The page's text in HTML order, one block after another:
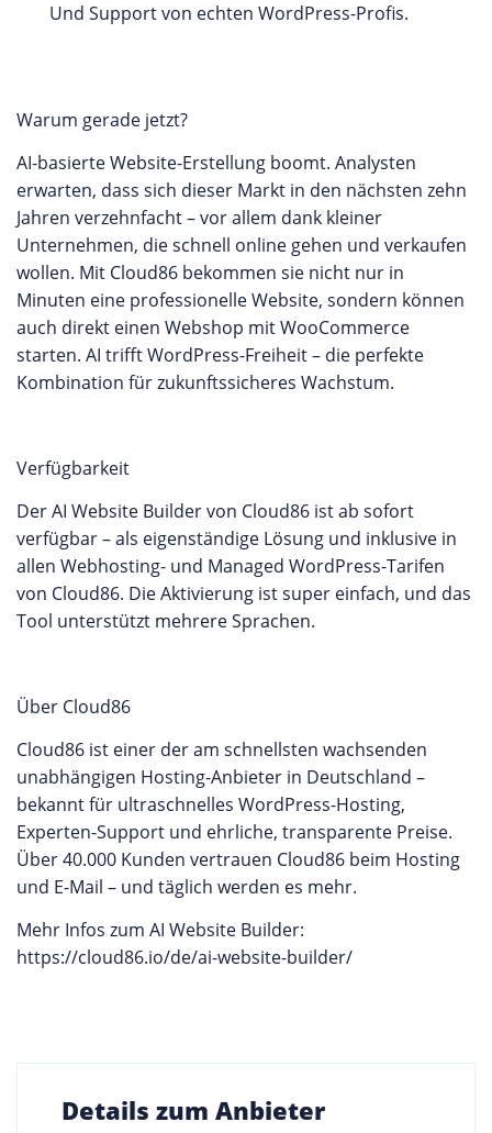
Und Support von echten WordPress-Profis.
Warum gerade jetzt?
AI-basierte Website-Erstellung boomt. Analysten
erwarten, dass sich dieser Markt in den nächsten zehn
Jahren verzehnfacht – vor allem dank kleiner
Unternehmen, die schnell online gehen und verkaufen
wollen. Mit Cloud86 bekommen sie nicht nur in
Minuten eine professionelle Website, sondern können
auch direkt einen Webshop mit WooCommerce
starten. AI trifft WordPress-Freiheit – die perfekte
Kombination für zukunftssicheres Wachstum.
Verfügbarkeit
Der AI Website Builder von Cloud86 ist ab sofort
verfügbar – als eigenständige Lösung und inklusive in
allen Webhosting- und Managed WordPress-Tarifen
von Cloud86. Die Aktivierung ist super einfach, und das
Tool unterstützt mehrere Sprachen.
Über Cloud86
Cloud86 ist einer der am schnellsten wachsenden
unabhängigen Hosting-Anbieter in Deutschland –
bekannt für ultraschnelles WordPress-Hosting,
Experten-Support und ehrliche, transparente Preise.
Über 40.000 Kunden vertrauen Cloud86 beim Hosting
und E-Mail – und täglich werden es mehr.
Mehr Infos zum AI Website Builder:
https://cloud86.io/de/ai-website-builder/
Details zum Anbieter